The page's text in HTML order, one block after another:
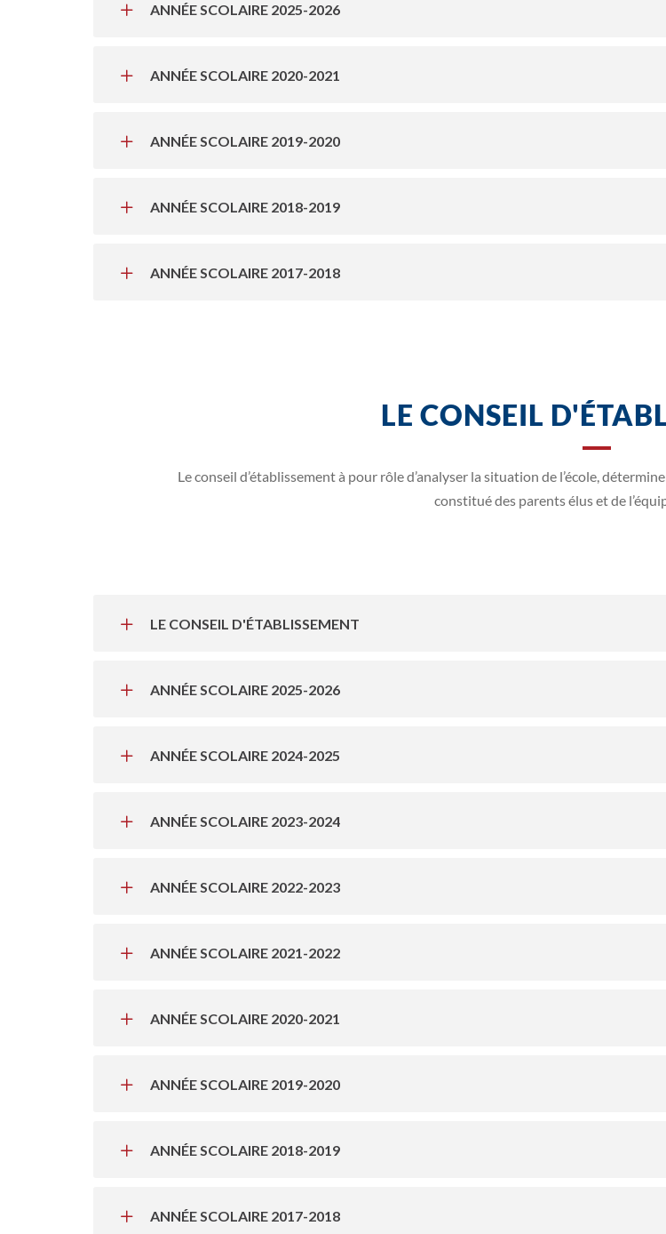
ANNÉE SCOLAIRE 2025-2026
ANNÉE SCOLAIRE 2020-2021
ANNÉE SCOLAIRE 2019-2020
ANNÉE SCOLAIRE 2018-2019
ANNÉE SCOLAIRE 2017-2018
LE CONSEIL
Le conseil d’établissement à pour rôle d’analyser la situation de l’école,
constitué des parents élus et de
LE CONSEIL D'ÉTABLISSEMENT
ANNÉE SCOLAIRE 2025-2026
ANNÉE SCOLAIRE 2024-2025
ANNÉE SCOLAIRE 2023-2024
ANNÉE SCOLAIRE 2022-2023
ANNÉE SCOLAIRE 2021-2022
ANNÉE SCOLAIRE 2020-2021
ANNÉE SCOLAIRE 2019-2020
ANNÉE SCOLAIRE 2018-2019
ANNÉE SCOLAIRE 2017-2018